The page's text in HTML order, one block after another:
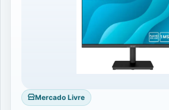
Mercado Livre